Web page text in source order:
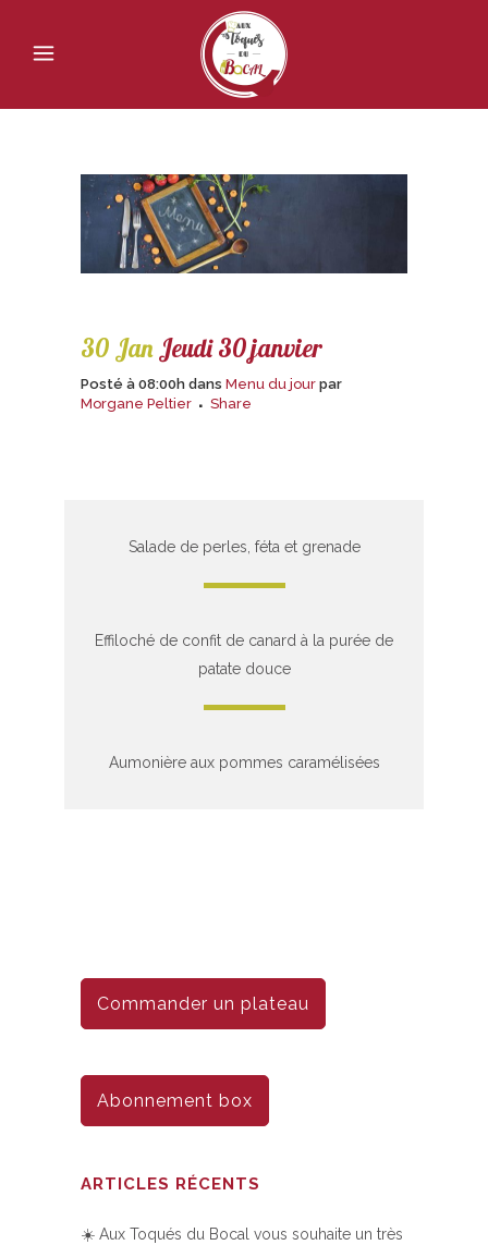
30 JanJeudi 30 janvier
Posté à 08:00h dans Menu du jour par
Morgane Peltier
Share
Salade de perles, féta et grenade
Effiloché de confit de canard à la purée de
patate douce
Aumonière aux pommes caramélisées
Commander un plateau
Abonnement box
ARTICLES RÉCENTS
☀️ Aux Toqués du Bocal vous souhaite un très